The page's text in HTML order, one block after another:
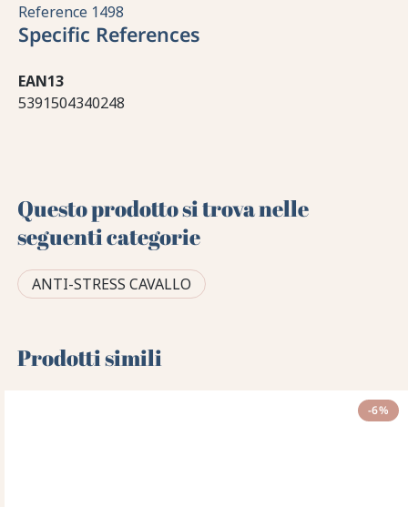
Reference 1498
Specific References
EAN13
5391504340248
Questo prodotto si trova nelle
seguenti categorie
ANTI-STRESS CAVALLO
Prodotti simili
-6%